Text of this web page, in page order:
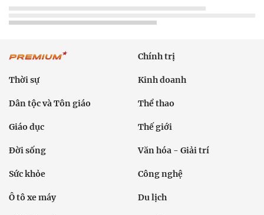
Chính trị
Thời sự Kinh doanh
Dân tộc và Tôn giáo Thể thao
Giáo dục Thế giới
Đời sống Văn hóa - Giải trí
Sức khỏe Công nghệ
Ô tô xe máy Du lịch